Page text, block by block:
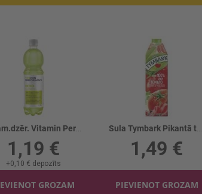
Vitam.dzēr. Vitamin Performance Detox
1,19 €
+0,10 € depozīts
GROZAM
Sula Tymbark Pikantā tomātu 100%
1,49 €
PIEVIENOT GROZAM